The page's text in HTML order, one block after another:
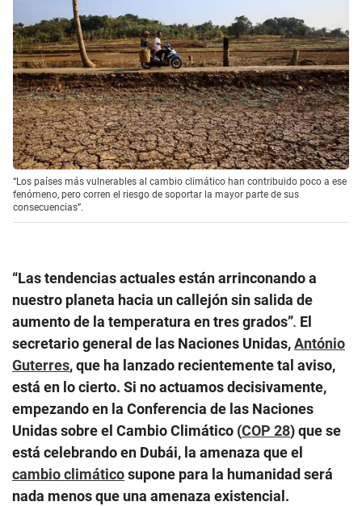
“Los países más vulnerables al cambio climático han contribuido poco a ese
fenómeno, pero corren el riesgo de soportar la mayor parte de sus
consecuencias”.
“Las tendencias actuales están arrinconando a
nuestro planeta hacia un callejón sin salida de
aumento de la temperatura en tres grados”. El
secretario general de las Naciones Unidas,António
Guterres, que ha lanzado recientemente tal aviso,
está en lo cierto. Si no actuamos decisivamente,
empezando en la Conferencia de las Naciones
Unidas sobre el Cambio Climático (COP 28) que se
está celebrando en Dubái, la amenaza que el
cambio climáticosupone para la humanidad será
nada menos que una amenaza existencial.